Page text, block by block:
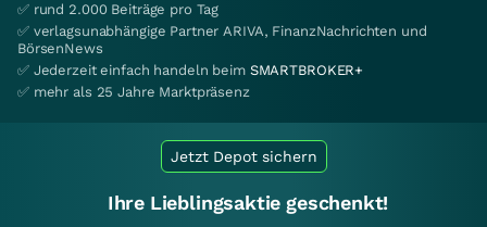
✅ rund 2.000 Beiträge pro Tag
✅ verlagsunabhängige Partner ARIVA, FinanzNachrichten und
BörsenNews
✅ Jederzeit einfach handeln beim SMARTBROKER+
✅ mehr als 25 Jahre Marktpräsenz
Jetzt Depot sichern
Ihre Lieblingsaktie geschenkt!